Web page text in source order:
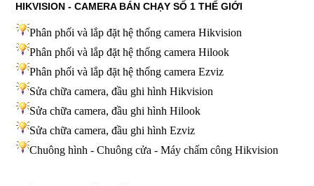
HIKVISION - CAMERA BÁN CHẠY SỐ 1 THẾ GIỚI
Phân phối và lắp đặt hệ thống camera Hikvision
Phân phối và lắp đặt hệ thống camera Hilook
Phân phối và lắp đặt hệ thống camera Ezviz
Sửa chữa camera, đầu ghi hình Hikvision
Sửa chữa camera, đầu ghi hình Hilook
Sửa chữa camera, đầu ghi hình Ezviz
Chuông hình - Chuông cửa - Máy chấm công Hikvision